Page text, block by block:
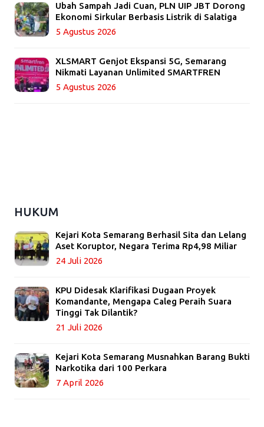
Ubah Sampah Jadi Cuan, PLN UIP JBT Dorong
Ekonomi Sirkular Berbasis Listrik di Salatiga
5 Agustus 2026
XLSMART Genjot Ekspansi 5G, Semarang
Nikmati Layanan Unlimited SMARTFREN
5 Agustus 2026
HUKUM
Kejari Kota Semarang Berhasil Sita dan Lelang
Aset Koruptor, Negara Terima Rp4,98 Miliar
24 Juli 2026
KPU Didesak Klarifikasi Dugaan Proyek
Komandante, Mengapa Caleg Peraih Suara
Tinggi Tak Dilantik?
21 Juli 2026
Kejari Kota Semarang Musnahkan Barang Bukti
Narkotika dari 100 Perkara
7 April 2026